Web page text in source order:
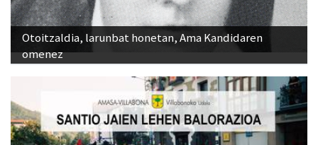
Otoitzaldia, larunbat honetan, Ama Kandidaren
omenez